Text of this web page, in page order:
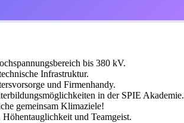
bis 380 kV.
Infrastruktur.
und Firmenhandy.
in der SPIE Akademie.
gemeinsam Klimaziele!
und Teamgeist.